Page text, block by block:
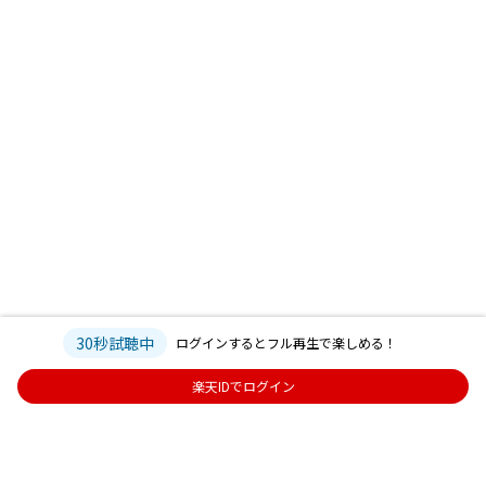
30秒試聴中 ログインするとフル再生で楽しめる！
楽天IDでログイン